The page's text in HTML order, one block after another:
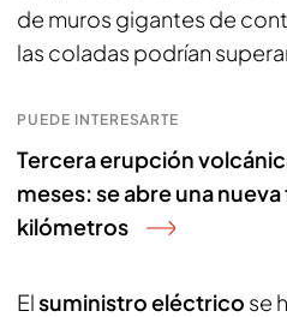
de muros gigantes de
las coladas podrían
PUEDE INTERESARTE
Tercera erupción
meses: se abre una
kilómetros
Elsuministro eléctrico se